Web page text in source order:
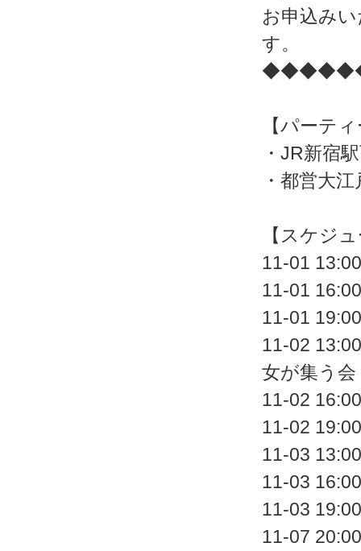
お申込み
す。
【パーテ
・JR新宿
・都営大
【スケジ
11-01
11-01
11-01
11-02
女が集う会
11-02
11-02
11-03
11-03
11-03
11-07